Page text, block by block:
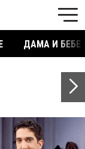
ДАМА И БЕБЕ